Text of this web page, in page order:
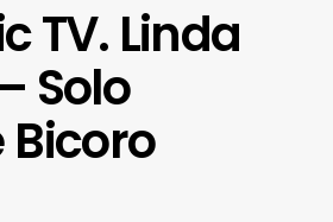
TV. Linda
Solo
Bicoro